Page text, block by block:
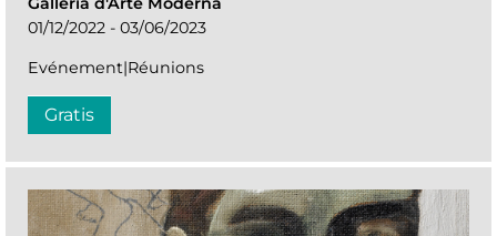
01/12/2022 - 03/06/2023
Evénement|Réunions
Gratis